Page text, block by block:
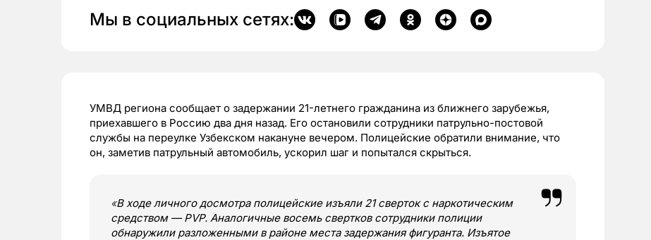
Мы в социальных сетях:
УМВД региона сообщает о задержании 21-летнего гражданина из ближнего зарубежья,
приехавшего в Россию два дня назад. Его остановили сотрудники патрульно-постовой
службы на переулке Узбекском накануне вечером. Полицейские обратили внимание, что
он, заметив патрульный автомобиль, ускорил шаг и попытался скрыться.
«В ходе личного досмотра полицейские изъяли 21 сверток с наркотическим
средством — PVP. Аналогичные восемь свертков сотрудники полиции
обнаружили разложенными в районе места задержания фигуранта. Изъятое